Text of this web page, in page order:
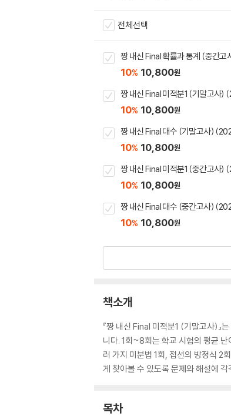
전체선택
짱 내신 Final 확률과 통계 (중간
10% 10,800원
짱 내신 Final 미적분1 (기말고사)
10% 10,800원
짱 내신 Final 대수 (기말고사)
10% 10,800원
짱 내신 Final 미적분1 (중간고사)
10% 10,800원
짱 내신 Final 대수 (중간고사)
10% 10,800원
책소개
『짱 내신 Final 미적분1 (기말고사)
니다. 1회~8회는 학교 시험의 평균
러 가지 미분법 1회, 접선의 방정식 2
게 찾아볼 수 있도록 문제와 해설에
목차